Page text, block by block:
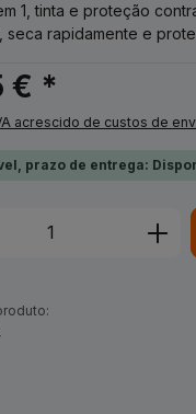
1, tinta e proteção
seca rapidamente e
€ *
acrescido de custos de
prazo de entrega:
do